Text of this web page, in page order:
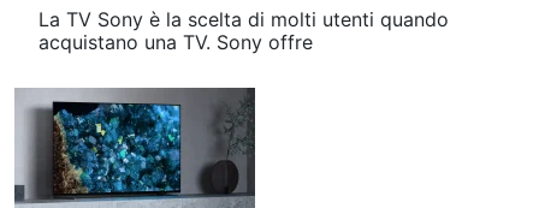
La TV Sony è la scelta di molti utenti quando
acquistano una TV. Sony offre